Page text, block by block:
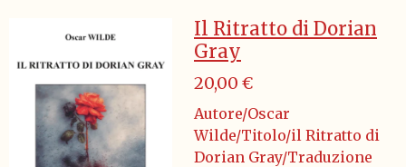
Il Ritratto di Dorian
Gray
20,00 €
Autore/Oscar
Wilde/Titolo/il Ritratto di
Dorian Gray/Traduzione